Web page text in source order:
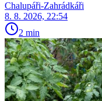
Chalupáři-Zahrádkáři
8. 8. 2026, 22:54
2 min